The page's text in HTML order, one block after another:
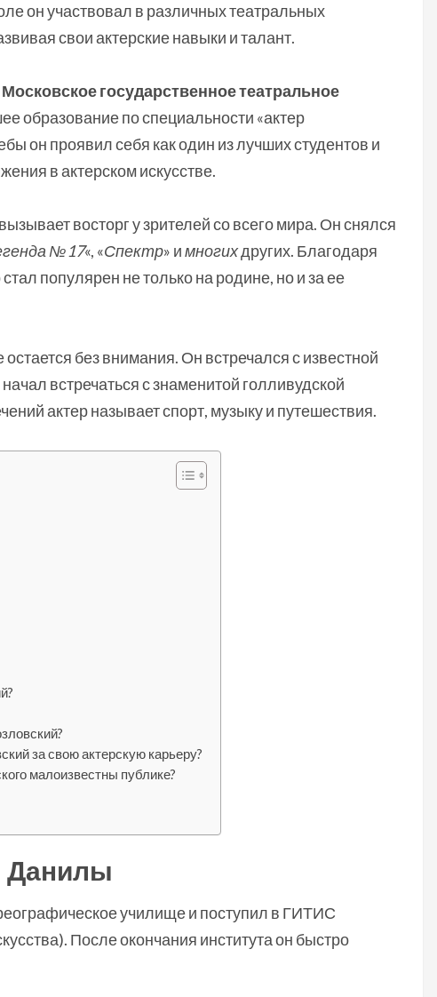
он участвовал в различных театральных
свои актерские навыки и талант.
Московское государственное театральное
образование по специальности «актер
он проявил себя как один из лучших студентов и
в актерском искусстве.
восторг у зрителей со всего мира. Он снялся
№17«, «Спектр» имногихдругих. Благодаря
популярен не только на родине, но и за ее
без внимания. Он встречался с известной
встречаться с знаменитой голливудской
актер называет спорт, музыку и путешествия.
за свою актерскую карьеру?
малоизвестны публике?
Данилы
училище и поступил в ГИТИС
После окончания института он быстро